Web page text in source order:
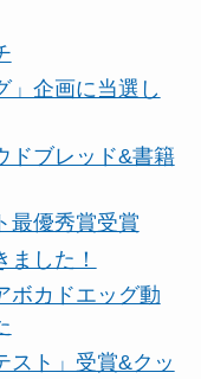
」企画に当選し
ドブレッド&書籍
最優秀賞受賞
ました！
ボカドエッグ動
スト」受賞&クッ